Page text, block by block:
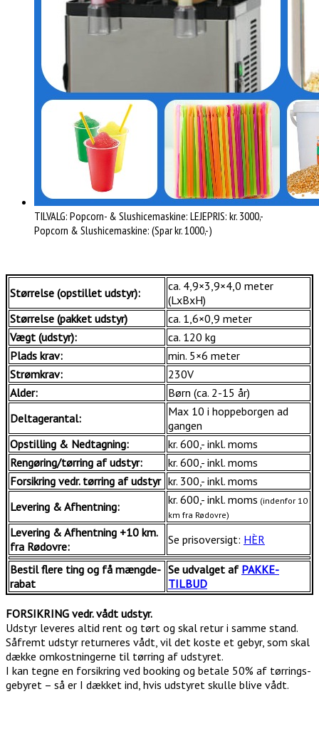
TILVALG: Popcorn- & Slushicemaskine: LEJEPRIS: kr. 3000,-
Popcorn & Slushicemaskine: (Spar kr. 1000,-)
Størrelse (opstillet udstyr):
ca. 4,9×3,9×4,0 meter
(LxBxH)
Størrelse (pakket udstyr)
ca. 1,6×0,9 meter
Vægt (udstyr):
ca. 120 kg
Plads krav:
min. 5×6 meter
Strømkrav:
230V
Alder:
Børn (ca. 2-15 år)
Deltagerantal:
Max 10 i hoppeborgen ad
gangen
Opstilling & Nedtagning:
kr. 600,- inkl. moms
Rengøring/tørring af udstyr:
kr. 600,- inkl. moms
Forsikring vedr. tørring af udstyr kr. 300,- inkl. moms
Levering & Afhentning:
kr. 600,- inkl. moms (indenfor 10
km fra Rødovre)
Levering & Afhentning +10 km.
fra Rødovre:
Se prisoversigt: HÈR
Bestil flere ting og få mængde-
rabat
Se udvalget af PAKKE-
TILBUD
FORSIKRING vedr. vådt udstyr.
Udstyr leveres altid rent og tørt og skal retur i samme stand.
Såfremt udstyr returneres vådt, vil det koste et gebyr, som skal
dække omkostningerne til tørring af udstyret.
I kan tegne en forsikring ved booking og betale 50% af tørrings-
gebyret – så er I dækket ind, hvis udstyret skulle blive vådt.